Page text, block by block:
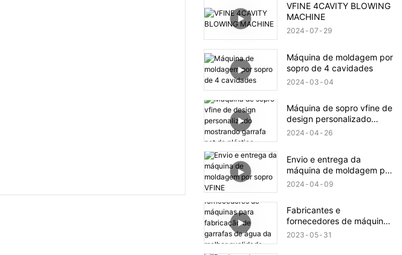
VFINE 4CAVITY BLOWING
MACHINE
2024 07 29
Máquina de moldagem por
sopro de 4 cavidades
2024 03 04
Máquina de sopro vfine de
design personalizado
mostrando garrafa pet de
2024 04 26
Envio e entrega da
máquina de moldagem por
sopro VFINE
2024 04 09
Fabricantes e
fornecedores de máquinas
para fabricação de
2023 05 31